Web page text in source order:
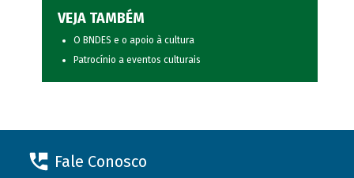
VEJA TAMBÉM
O BNDES e o apoio à cultura
Patrocínio a eventos culturais
Fale Conosco